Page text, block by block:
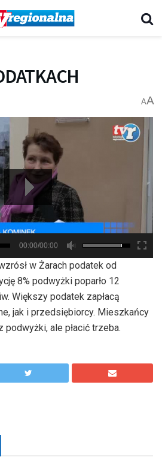
AA
hd2880
hd2160
hd2160
hd1440
highres
hd1080
hd720
large
medium
small
tiny
00:00/00:00
w Żarach podatek od
8% podwyżki poparło 12
Większy podatek zapłacą
jak i przedsiębiorcy. Mieszkańcy
ale płacić trzeba.